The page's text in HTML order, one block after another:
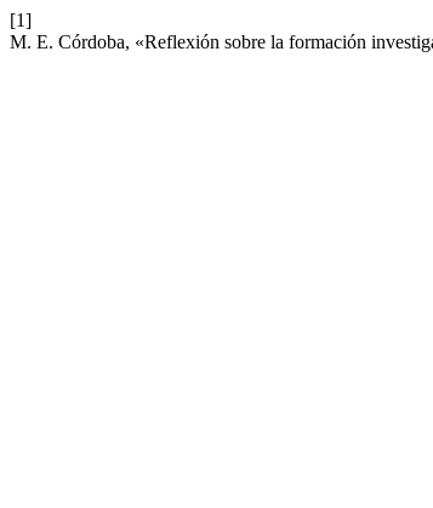
[1]
M. E. Córdoba, «Reflexión sobre la formación